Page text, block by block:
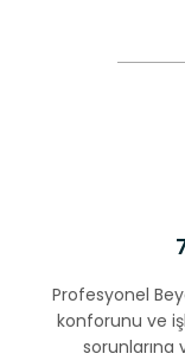
Profesyonel
konforunu ve
sorunlarına